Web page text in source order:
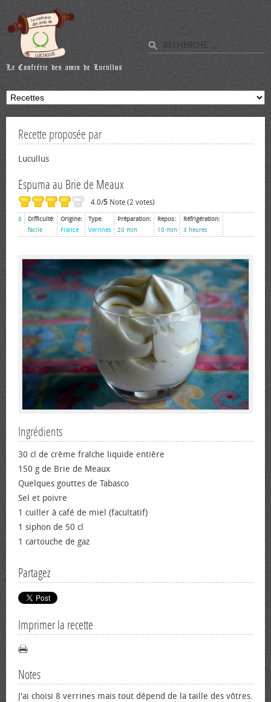
Recette proposée par
Lucullus
Espuma au Brie de Meaux
4.0/5 Note (2 votes)
8
Difficulté:
facile
Origine:
France
Type:
Verrines
Préparation:
20 min
Repos:
10 min
Réfrigération:
3 heures
Ingrédients
30 cl de crème fraîche liquide entière
150 g de Brie de Meaux
Quelques gouttes de Tabasco
Sel et poivre
1 cuiller à café de miel (facultatif)
1 siphon de 50 cl
1 cartouche de gaz
Partagez
Imprimer la recette
Notes
J'ai choisi 8 verrines mais tout dépend de la taille des vôtres.